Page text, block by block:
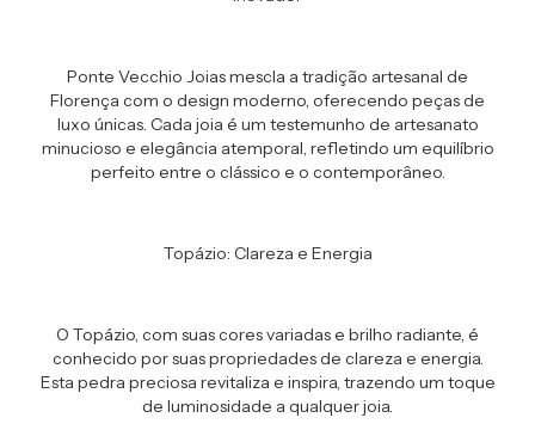
Ponte Vecchio Joias mescla a tradição artesanal de
Florença com o design moderno, oferecendo peças de
luxo únicas. Cada joia é um testemunho de artesanato
minucioso e elegância atemporal, refletindo um equilíbrio
perfeito entre o clássico e o contemporâneo.
Topázio: Clareza e Energia
O Topázio, com suas cores variadas e brilho radiante, é
conhecido por suas propriedades de clareza e energia.
Esta pedra preciosa revitaliza e inspira, trazendo um toque
de luminosidade a qualquer joia.